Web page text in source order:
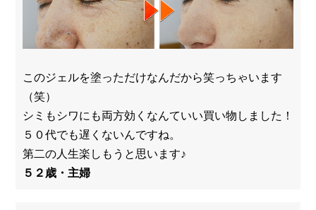
このジェルを塗っただけなんだから笑っちゃいます
（笑）
シミもシワにも両方効くなんていい買い物しました！
５０代でも遅くないんですね。
第二の人生楽しもうと思います♪
５２歳・主婦